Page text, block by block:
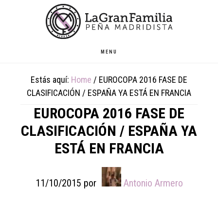
MENU
Estás aquí: Home / EUROCOPA 2016 FASE DE
CLASIFICACIÓN / ESPAÑA YA ESTÁ EN FRANCIA
EUROCOPA 2016 FASE DE
CLASIFICACIÓN / ESPAÑA YA
ESTÁ EN FRANCIA
11/10/2015 por Antonio Armero